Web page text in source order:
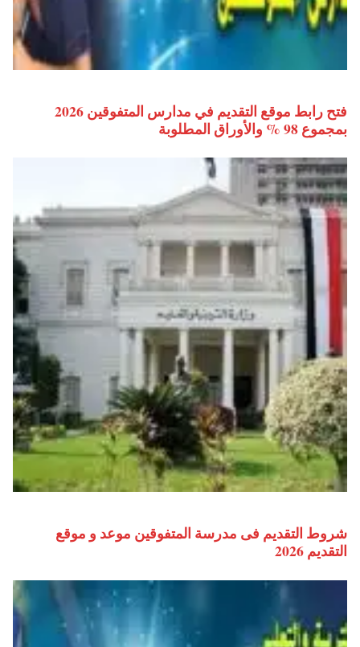
فتح رابط موقع التقديم في مدارس المتفوقين 2026
بمجموع 98 % والأوراق المطلوبة
شروط التقديم فى مدرسة المتفوقين موعد و موقع
التقديم 2026